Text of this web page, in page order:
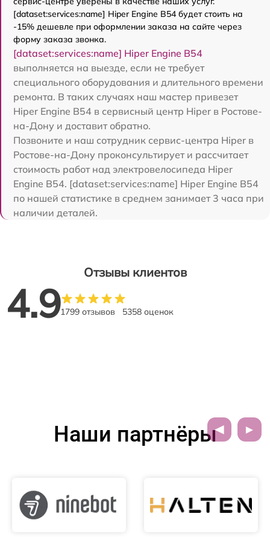
[dataset:services:name] Hiper Engine B54 будет стоить на
-15% дешевле при оформлении заказа на сайте через
форму заказа звонка.
[dataset:services:name] Hiper Engine B54
выполняется на выезде, если не требует
специального оборудования и длительного времени
ремонта. В таких случаях наш мастер привезет
Hiper Engine B54 в сервисный центр Hiper в Ростове-
на-Дону и доставит обратно.
Позвоните и наш сотрудник сервис-центра Hiper в
Ростове-на-Дону проконсультирует и рассчитает
стоимость работ над электровелосипеда Hiper
Engine B54. [dataset:services:name] Hiper Engine B54
по нашей статистике в среднем занимает 3 часа при
наличии деталей.
Отзывы клиентов
4.91799 отзывов 5358 оценок
Наши партнёры